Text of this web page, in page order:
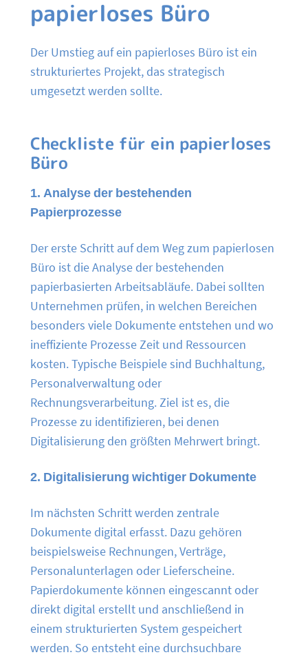
papierloses Büro
Der Umstieg auf ein papierloses Büro ist ein
strukturiertes Projekt, das strategisch
umgesetzt werden sollte.
Checkliste für ein papierloses
Büro
1. Analyse der bestehenden
Papierprozesse
Der erste Schritt auf dem Weg zum papierlosen
Büro ist die Analyse der bestehenden
papierbasierten Arbeitsabläufe. Dabei sollten
Unternehmen prüfen, in welchen Bereichen
besonders viele Dokumente entstehen und wo
ineffiziente Prozesse Zeit und Ressourcen
kosten. Typische Beispiele sind Buchhaltung,
Personalverwaltung oder
Rechnungsverarbeitung. Ziel ist es, die
Prozesse zu identifizieren, bei denen
Digitalisierung den größten Mehrwert bringt.
2. Digitalisierung wichtiger Dokumente
Im nächsten Schritt werden zentrale
Dokumente digital erfasst. Dazu gehören
beispielsweise Rechnungen, Verträge,
Personalunterlagen oder Lieferscheine.
Papierdokumente können eingescannt oder
direkt digital erstellt und anschließend in
einem strukturierten System gespeichert
werden. So entsteht eine durchsuchbare